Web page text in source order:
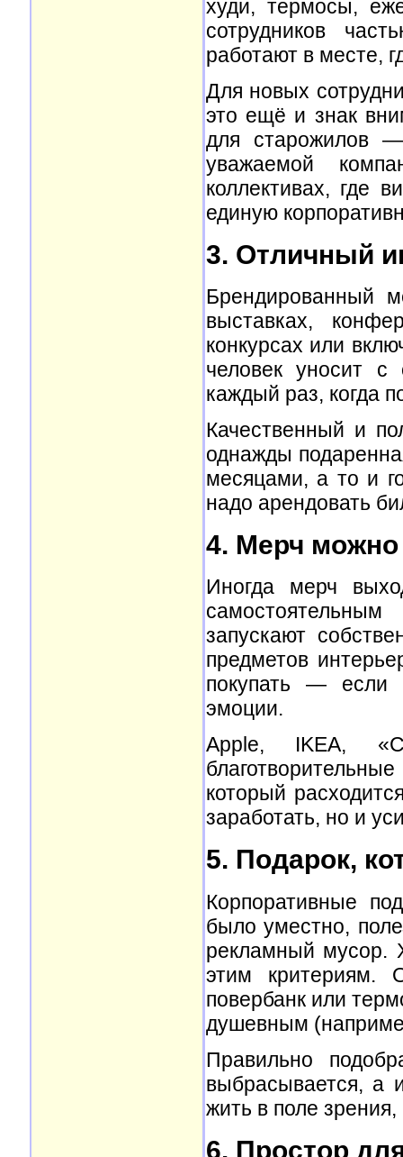
худи, термосы,
сотрудников
работают в месте,
Для новых
это ещё и знак
для старожилов
уважаемой
коллективах, где
единую
3. Отличный
Брендированный
выставках,
конкурсах или
человек уносит
каждый раз, когда
Качественный и
однажды
месяцами, а то и
надо арендовать
4. Мерч можно
Иногда мерч
запускают
предметов
покупать — если
эмоции.
Apple, IKEA,
который
заработать, но и
5. Подарок,
Корпоративные
было уместно,
рекламный мусор.
этим критериям.
повербанк или
душевным
Правильно
выбрасывается, а
жить в поле
6. Простор